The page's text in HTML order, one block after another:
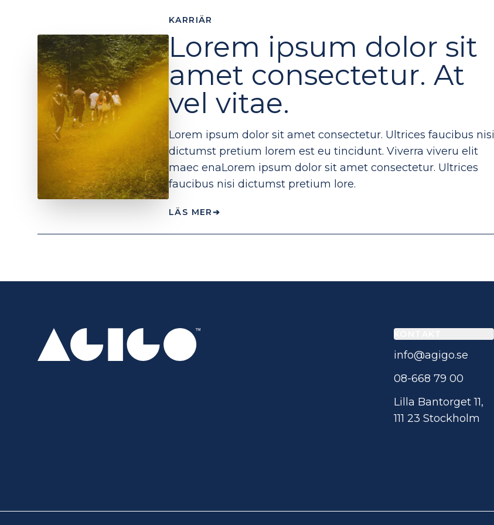
KARRIÄR
Lorem ipsum dolor sit
amet consectetur. At
vel vitae.
Lorem ipsum dolor sit amet consectetur. Ultrices faucibus nisi
dictumst pretium lorem est eu tincidunt. Viverra viveru elit
maec enaLorem ipsum dolor sit amet consectetur. Ultrices
faucibus nisi dictumst pretium lore.
LÄS MER
info@agigo.se
08-668 79 00
Lilla Bantorget 11,
111 23 Stockholm